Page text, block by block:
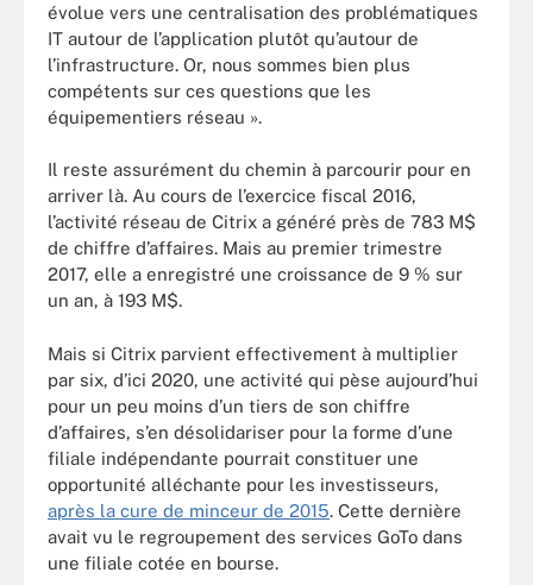
évolue vers une centralisation des problématiques
IT autour de l’application plutôt qu’autour de
l’infrastructure. Or, nous sommes bien plus
compétents sur ces questions que les
équipementiers réseau ».
Il reste assurément du chemin à parcourir pour en
arriver là. Au cours de l’exercice fiscal 2016,
l’activité réseau de Citrix a généré près de 783 M$
de chiffre d’affaires. Mais au premier trimestre
2017, elle a enregistré une croissance de 9 % sur
un an, à 193 M$.
Mais si Citrix parvient effectivement à multiplier
par six, d’ici 2020, une activité qui pèse aujourd’hui
pour un peu moins d’un tiers de son chiffre
d’affaires, s’en désolidariser pour la forme d’une
filiale indépendante pourrait constituer une
opportunité alléchante pour les investisseurs,
après la cure de minceur de 2015. Cette dernière
avait vu le regroupement des services GoTo dans
une filiale cotée en bourse.